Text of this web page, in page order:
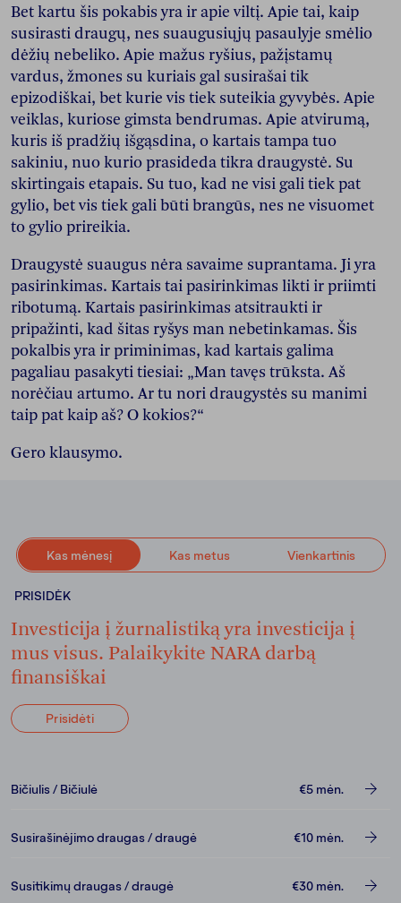
Bet kartu šis pokabis yra ir apie viltį. Apie tai, kaip
susirasti draugų, nes suaugusiųjų pasaulyje smėlio
dėžių nebeliko. Apie mažus ryšius, pažįstamų
vardus, žmones su kuriais gal susirašai tik
epizodiškai, bet kurie vis tiek suteikia gyvybės. Apie
veiklas, kuriose gimsta bendrumas. Apie atvirumą,
kuris iš pradžių išgąsdina, o kartais tampa tuo
sakiniu, nuo kurio prasideda tikra draugystė. Su
skirtingais etapais. Su tuo, kad ne visi gali tiek pat
gylio, bet vis tiek gali būti brangūs, nes ne visuomet
to gylio prireikia.
Draugystė suaugus nėra savaime suprantama. Ji yra
pasirinkimas. Kartais tai pasirinkimas likti ir priimti
ribotumą. Kartais pasirinkimas atsitraukti ir
pripažinti, kad šitas ryšys man nebetinkamas. Šis
pokalbis yra ir priminimas, kad kartais galima
pagaliau pasakyti tiesiai: „Man tavęs trūksta. Aš
norėčiau artumo. Ar tu nori draugystės su manimi
taip pat kaip aš? O kokios?“
Gero klausymo.
Kas mėnesį Kas metus Vienkartinis
PRISIDĖK
Investicija į žurnalistiką yra investicija į
mus visus. Palaikykite NARA darbą
finansiškai
Prisidėti
Bičiulis / Bičiulė €5 mėn.
Susirašinėjimo draugas / draugė €10 mėn.
Susitikimų draugas / draugė €30 mėn.